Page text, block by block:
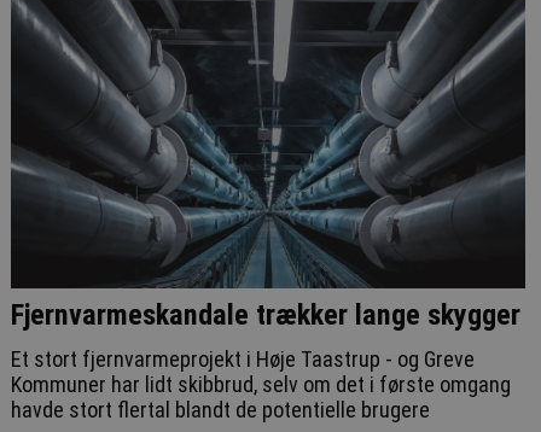
Fjernvarmeskandale trækker lange skygger
Et stort fjernvarmeprojekt i Høje Taastrup - og Greve
Kommuner har lidt skibbrud, selv om det i første omgang
havde stort flertal blandt de potentielle brugere